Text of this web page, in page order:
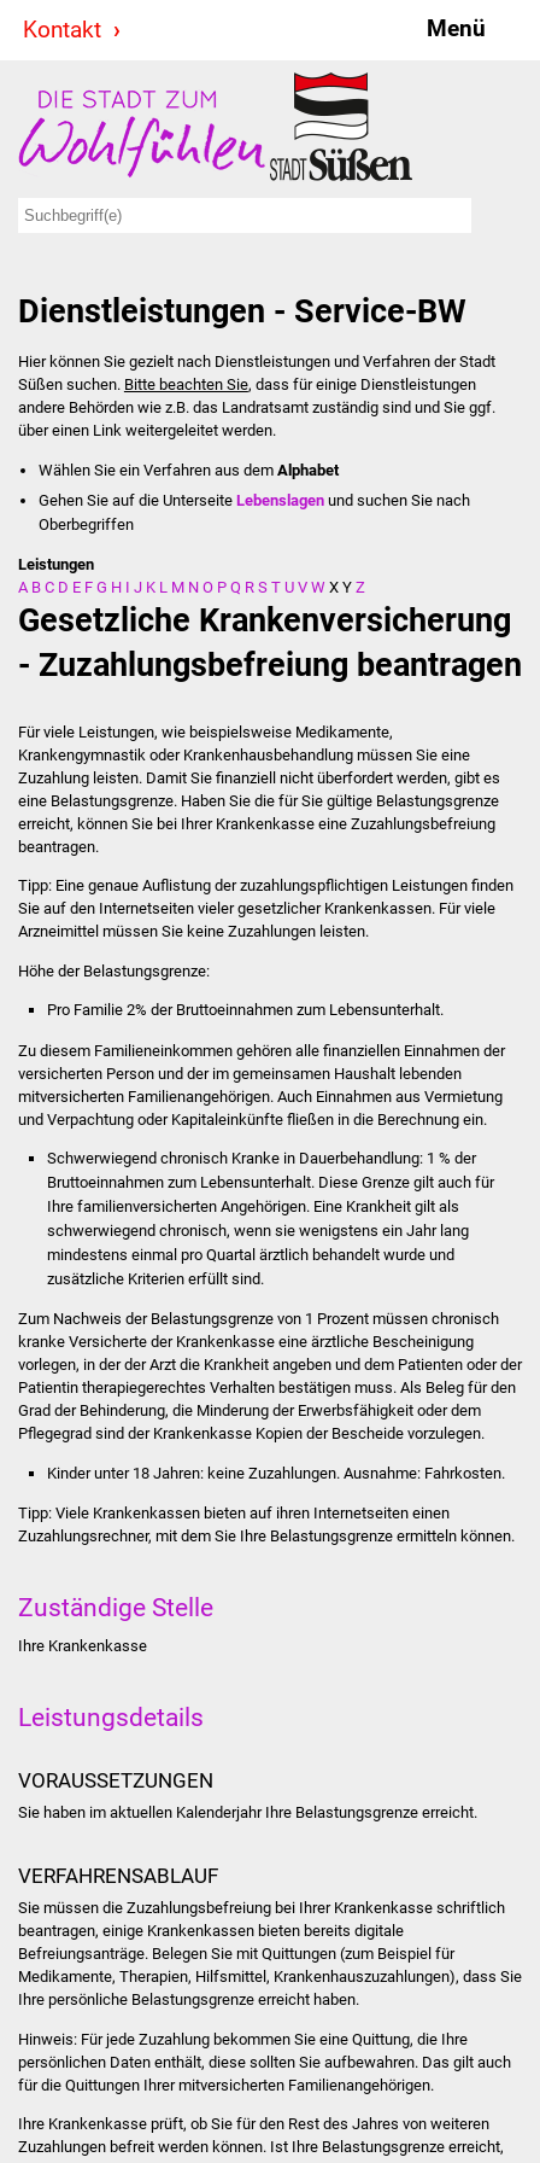
Kontakt Menü
Stadt & Politik
Bürgermeister
Ausschüsse
Ratsinformationssystem
Jugendbeirat
Summerrockfestival
Stadtverwaltung
Ansprechpartner
Stellenangebote
Kontakt
Veröffentlichungen
Ortsrecht
Wahlen
Stadtinfo
Jubiläumsjahr 2021
Partnerstädte
Schulentwicklung Bizet
Sanierung Hallenbad
Sanierung Bizethalle
Bildung
Schulen
Kindergärten
Kolping-Musikschule
Dienstleistungen - Service-BW
Hier können Sie gezielt nach Dienstleistungen und Verfahren der Stadt
Süßen suchen. Bitte beachten Sie, dass für einige Dienstleistungen
andere Behörden wie z.B. das Landratsamt zuständig sind und Sie ggf.
über einen Link weitergeleitet werden.
Wählen Sie ein Verfahren aus dem Alphabet
Gehen Sie auf die UnterseiteLebenslagen und suchen Sie nach
Oberbegriffen
Leistungen
A B C D E F G H I J K L M N O P Q R S T U V W X Y Z
Gesetzliche Krankenversicherung
- Zuzahlungsbefreiung beantragen
Für viele Leistungen, wie beispielsweise Medikamente,
Krankengymnastik oder Krankenhausbehandlung müssen Sie eine
Zuzahlung leisten. Damit Sie finanziell nicht überfordert werden, gibt es
eine Belastungsgrenze. Haben Sie die für Sie gültige Belastungsgrenze
erreicht, können Sie bei Ihrer Krankenkasse eine Zuzahlungsbefreiung
beantragen.
Tipp: Eine genaue Auflistung der zuzahlungspflichtigen Leistungen finden
Sie auf den Internetseiten vieler gesetzlicher Krankenkassen. Für viele
Arzneimittel müssen Sie keine Zuzahlungen leisten.
Höhe der Belastungsgrenze:
Pro Familie 2% der Bruttoeinnahmen zum Lebensunterhalt.
Zu diesem Familieneinkommen gehören alle finanziellen Einnahmen der
versicherten Person und der im gemeinsamen Haushalt lebenden
mitversicherten Familienangehörigen. Auch Einnahmen aus Vermietung
und Verpachtung oder Kapitaleinkünfte fließen in die Berechnung ein.
Schwerwiegend chronisch Kranke in Dauerbehandlung: 1 % der
Bruttoeinnahmen zum Lebensunterhalt. Diese Grenze gilt auch für
Ihre familienversicherten Angehörigen. Eine Krankheit gilt als
schwerwiegend chronisch, wenn sie wenigstens ein Jahr lang
mindestens einmal pro Quartal ärztlich behandelt wurde und
zusätzliche Kriterien erfüllt sind.
Zum Nachweis der Belastungsgrenzevon 1 Prozent müssen chronisch
kranke Versicherte der Krankenkasse eine ärztliche Bescheinigung
vorlegen, in der der Arzt die Krankheit angeben und dem Patienten oder der
Patientin therapiegerechtes Verhalten bestätigen muss. Als Beleg für den
Grad der Behinderung, die Minderung der Erwerbsfähigkeit oder dem
Pflegegrad sind der Krankenkasse Kopien der Bescheide vorzulegen.
Kinder unter 18 Jahren: keine Zuzahlungen. Ausnahme: Fahrkosten.
Tipp:Viele Krankenkassen bieten auf ihren Internetseiten einen
Zuzahlungsrechner, mit dem Sie Ihre Belastungsgrenze ermitteln können.
Zuständige Stelle
Ihre Krankenkasse
Leistungsdetails
VORAUSSETZUNGEN
Sie haben im aktuellen Kalenderjahr Ihre Belastungsgrenze erreicht.
VERFAHRENSABLAUF
Sie müssen die Zuzahlungsbefreiung bei Ihrer Krankenkasse schriftlich
beantragen, einige Krankenkassen bieten bereits digitale
Befreiungsanträge. Belegen Sie mit Quittungen (zum Beispiel für
Medikamente, Therapien, Hilfsmittel, Krankenhauszuzahlungen), dass Sie
Ihre persönliche Belastungsgrenze erreicht haben.
Hinweis:Für jede Zuzahlung bekommen Sie eine Quittung, die Ihre
persönlichen Daten enthält, diese sollten Sie aufbewahren. Das gilt auch
für die Quittungen Ihrer mitversicherten Familienangehörigen.
Ihre Krankenkasse prüft, ob Sie für den Rest des Jahres von weiteren
Zuzahlungen befreit werden können. Ist Ihre Belastungsgrenze erreicht,